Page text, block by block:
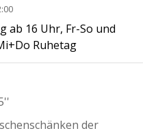
ab 16 Uhr, Fr-So und
Ruhetag
der